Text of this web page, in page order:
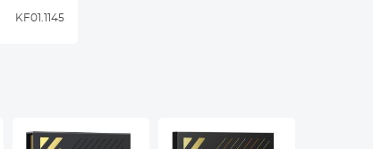
KF01.1145